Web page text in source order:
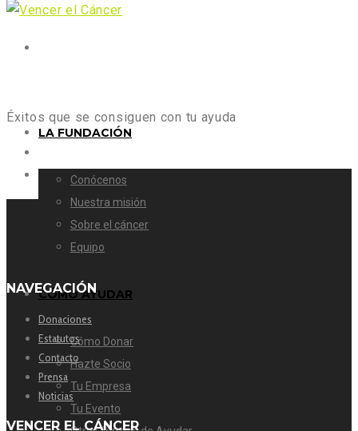
LA FUNDACIÓN
Conócenos
Nuestra misión
Sobre el cáncer
Equipo
CÓMO AYUDAR
Cómo Donar
Hazte Socio
Tu Empresa
Tu Evento
Éxitos que se consiguen con tu ayuda
NAVEGACIÓN
Donaciones
Estatutos
Contacto
Prensa
Noticias
VENCER EL CÁNCER